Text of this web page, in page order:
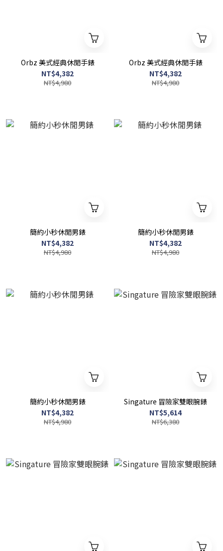
Orbz 美式經典休閒手錶
NT$4,382
NT$4,980
Orbz 美式經典休閒手錶
NT$4,382
NT$4,980
簡約小秒休閒男錶
NT$4,382
NT$4,980
簡約小秒休閒男錶
NT$4,382
NT$4,980
簡約小秒休閒男錶
NT$4,382
NT$4,980
Singature 冒險家雙眼腕錶
NT$5,614
NT$6,380